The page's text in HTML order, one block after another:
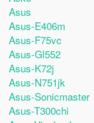
Asus
Asus-E406m
Asus-F75vc
Asus-Gl552
Asus-K72j
Asus-N751jk
Asus-Sonicmaster
Asus-T300chi